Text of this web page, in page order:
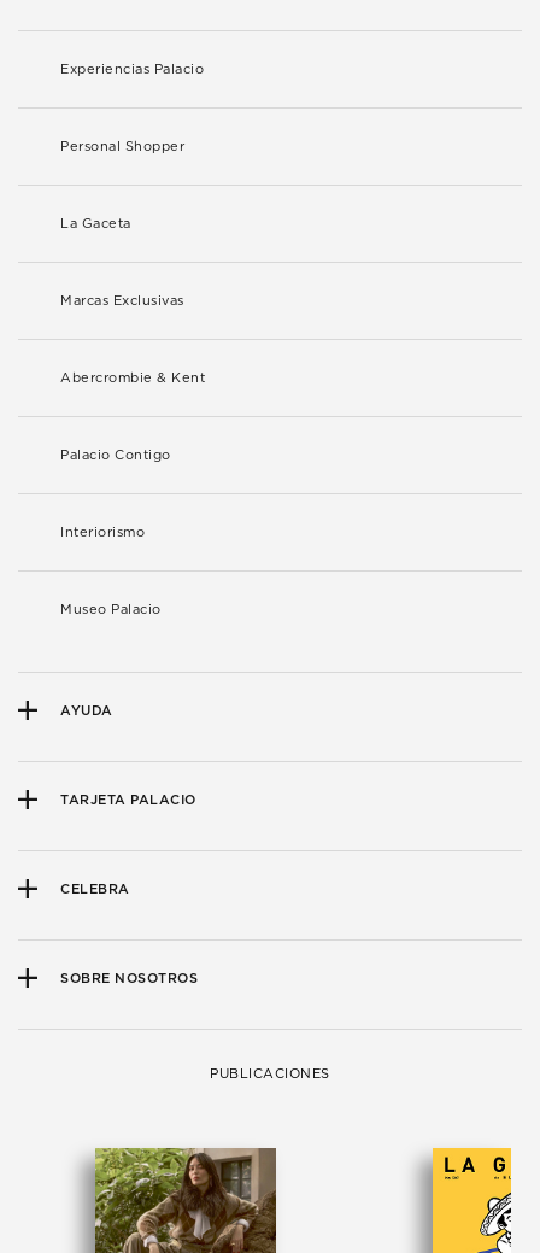
Experiencias Palacio
Personal Shopper
La Gaceta
Marcas Exclusivas
Abercrombie & Kent
Palacio Contigo
Interiorismo
Museo Palacio
AYUDA
TARJETA PALACIO
CELEBRA
SOBRE NOSOTROS
PUBLICACIONES